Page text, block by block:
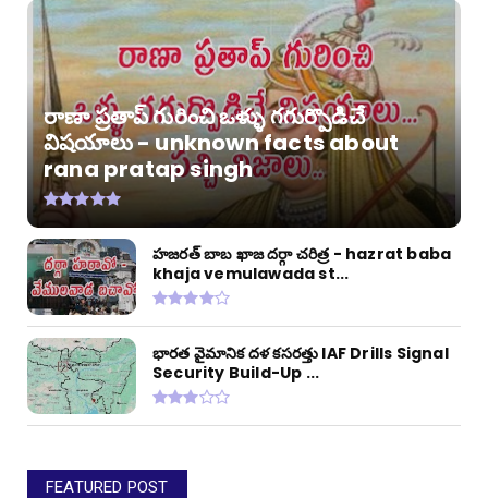
రాణా ప్రతాప్ గురించి ఒళ్ళు గగుర్పొడిచే
విషయాలు - unknown facts about
rana pratap singh
హజరత్ బాబ ఖాజ దర్గా చరిత్ర - hazrat baba
khaja vemulawada st...
భారత వైమానిక దళ కసరత్తు IAF Drills Signal
Security Build-Up ...
FEATURED POST